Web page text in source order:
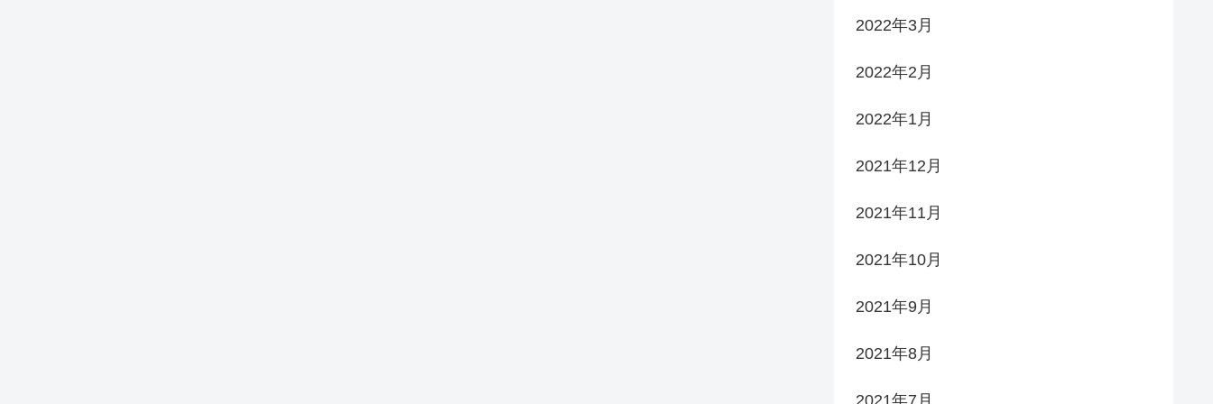
2022年3月
2022年2月
2022年1月
2021年12月
2021年11月
2021年10月
2021年9月
2021年8月
2021年7月